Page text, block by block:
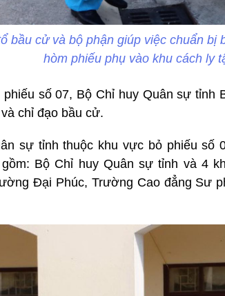
bầu cử và bộ phận giúp việc chuẩn bị
hòm phiếu phụ vào khu cách ly
số 07, Bộ Chỉ huy Quân sự tỉnh
chỉ đạo bầu cử.
sự tỉnh thuộc khu vực bỏ phiếu số
Bộ Chỉ huy Quân sự tỉnh và 4
Đại Phúc, Trường Cao đẳng Sư